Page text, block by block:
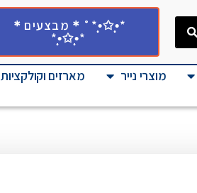
*•̩̩͙✩•̩̩͙*˚＊מבצעים＊
*•̩̩͙✩•̩̩͙*
מוצרי נייר
מארזים וקולקציות